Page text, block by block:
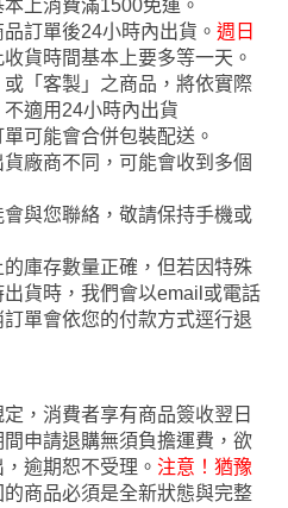
上消費滿1500免運。
訂單後24小時內出貨。 週日
收貨時間基本上要多等一天。
「客製」之商品，將依實際
適用24小時內出貨
可能會合併包裝配送。
廠商不同，可能會收到多個
與您聯絡，敬請保持手機或
庫存數量正確，但若因特殊
貨時，我們會以email或電話
單會依您的付款方式逕行退
，消費者享有商品簽收翌日
申請退購無須負擔運費，欲
逾期恕不受理。 注意！猶豫
的商品必須是全新狀態與完整